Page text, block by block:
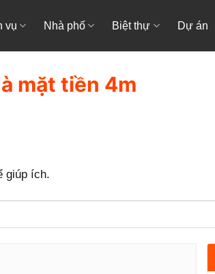
vụ Nhà phố Biệt thự Dự án
mặt tiền 4m
giúp ích.